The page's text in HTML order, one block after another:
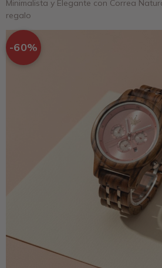
Minimalista y Elegante con Correa
regalo